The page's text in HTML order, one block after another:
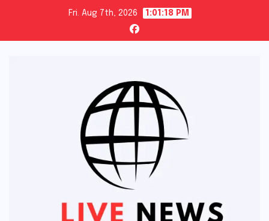
content
Fri. Aug 7th, 2026 1:01:19 PM